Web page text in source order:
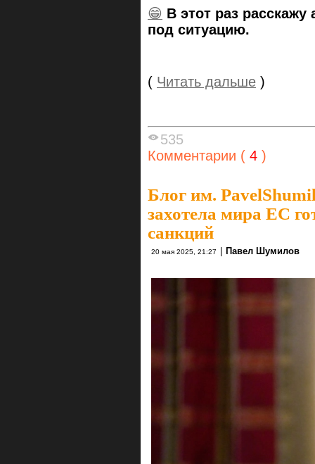
😁 В этот раз
под ситуацию.
( Читать дальше )
535
Комментарии ( 4 )
Блог им.
захотела мира ЕС
санкций
20 мая 2025, 21:27 Павел Шумилов